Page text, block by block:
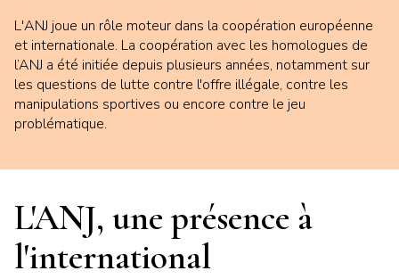
L'ANJ joue un rôle moteur dans la coopération européenne
et internationale. La coopération avec les homologues de
l’ANJ a été initiée depuis plusieurs années, notamment sur
les questions de lutte contre l'offre illégale, contre les
manipulations sportives ou encore contre le jeu
problématique.
L'ANJ, une présence à
l'international